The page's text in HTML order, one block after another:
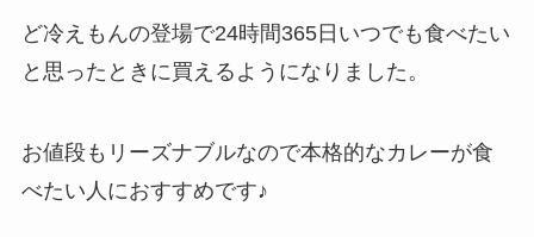
ど冷えもんの登場で24時間365日いつでも食べたい
と思ったときに買えるようになりました。
お値段もリーズナブルなので本格的なカレーが食
べたい人におすすめです♪